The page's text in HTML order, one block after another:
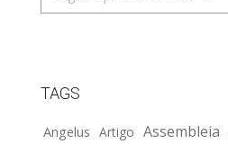
TAGS
Angelus Artigo Assembleia